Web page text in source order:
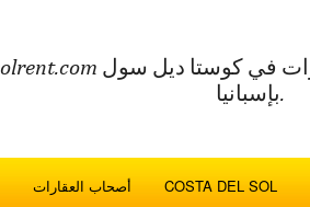
بإسبانيا.
أصحاب العقارات COSTA DEL SOL